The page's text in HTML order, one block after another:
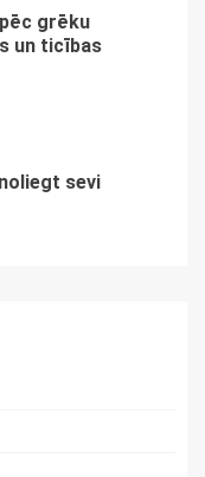
grēku
un ticības
sevi